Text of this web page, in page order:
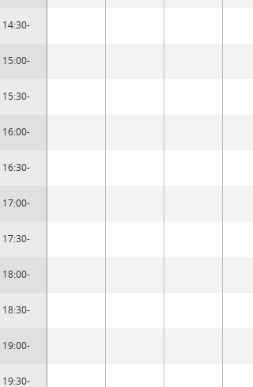
14:30-
15:00-
15:30-
16:00-
16:30-
17:00-
17:30-
18:00-
18:30-
19:00-
19:30-